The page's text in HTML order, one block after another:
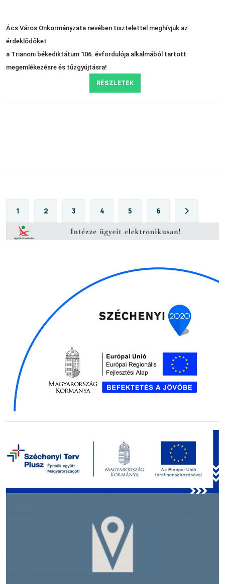
Ács Város Önkormányzata nevében tisztelettel meghívjuk az
érdeklődőket
a Trianoni békediktátum 106. évfordulója alkalmából tartott
megemlékezésre és tűzgyújtásra!
RÉSZLETEK
1 2 3 4 5 6